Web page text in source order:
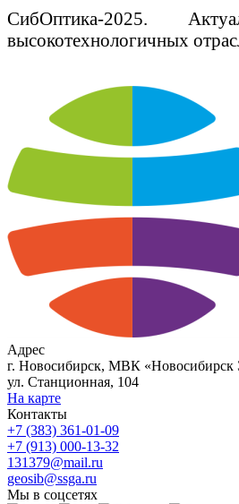
СибОптика-2025.
высокотехнологичных
Адрес
г. Новосибирск, МВК «Новосибирск
ул. Станционная, 104
На карте
Контакты
+7 (383) 361-01-09
+7 (913) 000-13-32
131379@mail.ru
geosib@ssga.ru
Мы в соцсетях